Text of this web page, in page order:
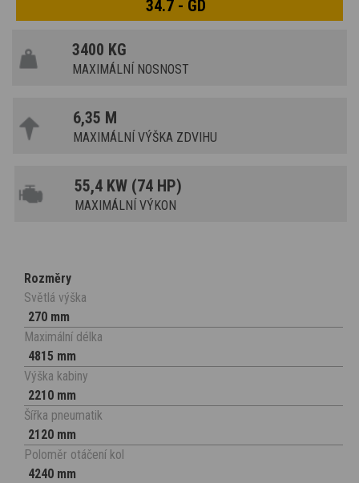
34.7 - GD
3400 KG
MAXIMÁLNÍ NOSNOST
6,35 M
MAXIMÁLNÍ VÝŠKA ZDVIHU
55,4 KW (74 HP)
MAXIMÁLNÍ VÝKON
Rozměry
Světlá výška
270 mm
Maximální délka
4815 mm
Výška kabiny
2210 mm
Šířka pneumatik
2120 mm
Poloměr otáčení kol
4240 mm